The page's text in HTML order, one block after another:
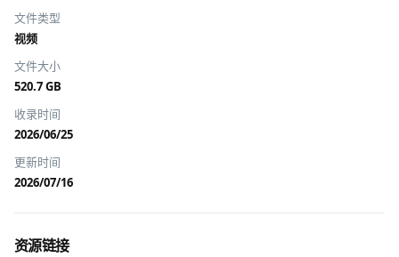
文件类型
视频
文件大小
520.7 GB
收录时间
2026/06/25
更新时间
2026/07/16
资源链接